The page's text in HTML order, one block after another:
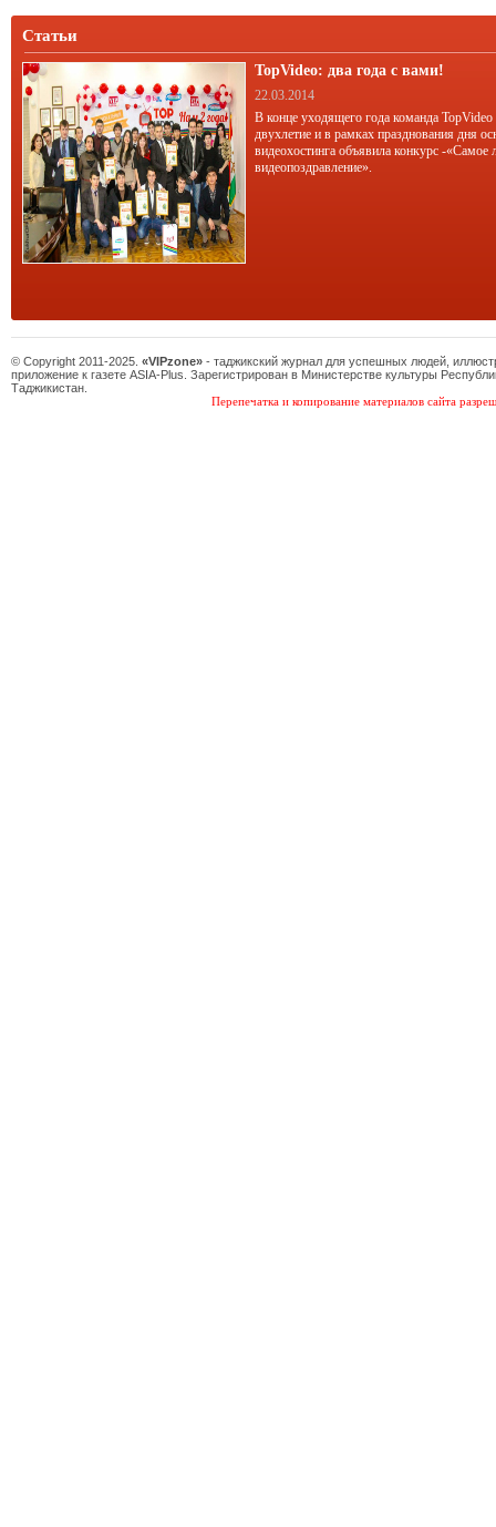
Статьи
TopVideo: два года с вами!
22.03.2014
В конце уходящего года команда TopVideo
двухлетие и в рамках празднования дня
видеохостинга объявила конкурс -«Самое
видеопоздравление».
© Copyright 2011-2025. «VIPzone» - таджикский журнал для успешных людей,
приложение к газете ASIA-Plus. Зарегистрирован в Министерстве культуры
Таджикистан.
Перепечатка и копирование материалов сайта